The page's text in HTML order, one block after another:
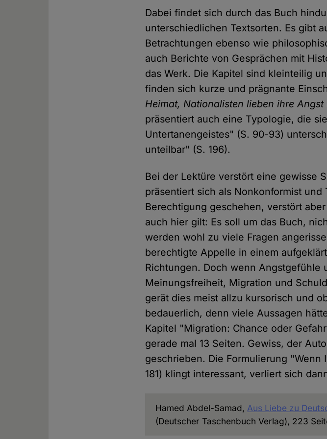
Dabei findet sich durch das Buch
unterschiedlichen Textsorten. Es gibt
Betrachtungen ebenso wie
auch Berichte von Gesprächen mit
das Werk. Die Kapitel sind kleinteilig
finden sich kurze und prägnante
Heimat, Nationalisten lieben ihre
präsentiert auch eine Typologie, die
Untertanengeistes" (S. 90-93)
unteilbar" (S. 196).
Bei der Lektüre verstört eine gewisse
präsentiert sich als Nonkonformist
Berechtigung geschehen, verstört
auch hier gilt: Es soll um das Buch,
werden wohl zu viele Fragen
berechtigte Appelle in einem
Richtungen. Doch wenn Angstgefühle
Meinungsfreiheit, Migration und
gerät dies meist allzu kursorisch und
bedauerlich, denn viele Aussagen
Kapitel "Migration: Chance oder
gerade mal 13 Seiten. Gewiss, der
geschrieben. Die Formulierung
181) klingt interessant, verliert sich
Hamed Abdel-Samad,Aus Liebe zu
(Deutscher Taschenbuch Verlag), 223